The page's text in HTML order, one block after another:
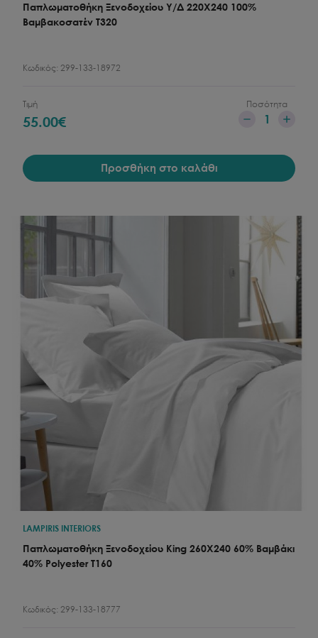
Παπλωματοθήκη Ξενοδοχείου Υ/Δ 220X240 100%
Βαμβακοσατέν Τ320
Κωδικός: 299-133-18972
Τιμή
55.00€
Ποσότητα
1
Προσθήκη στο καλάθι
LAMPIRIS INTERIORS
Παπλωματοθήκη Ξενοδοχείου King 260X240 60% Βαμβάκι
40% Polyester T160
Κωδικός: 299-133-18777